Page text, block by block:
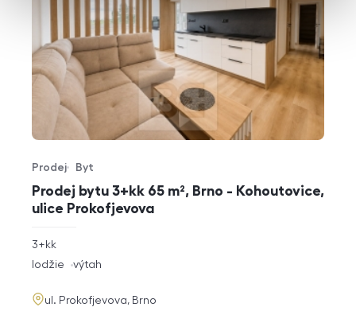
Prodej bytu 3+kk 65 m², Brno - Kohoutovice,
ulice Prokofjevova
Typ nabídky
Prodej
Typ nemovitosti
Byt
rozměry
dispozice
3+kk
funkce
lodžie výtah
adresa
ul. Prokofjevova, Brno